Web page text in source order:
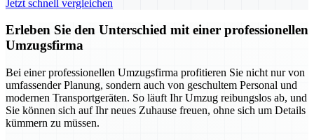
Jetzt schnell vergleichen
Erleben Sie den Unterschied mit einer professionellen
Umzugsfirma
Bei einer professionellen Umzugsfirma profitieren Sie nicht nur von
umfassender Planung, sondern auch von geschultem Personal und
modernen Transportgeräten. So läuft Ihr Umzug reibungslos ab, und
Sie können sich auf Ihr neues Zuhause freuen, ohne sich um Details
kümmern zu müssen.